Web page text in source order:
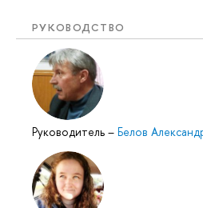
РУКОВОДСТВО
Руководитель – Белов